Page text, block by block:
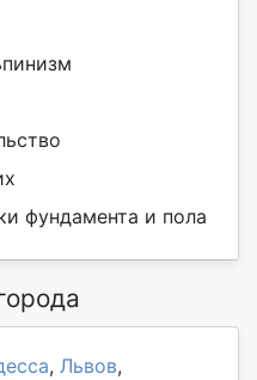
фундамента и пола
, Львов,